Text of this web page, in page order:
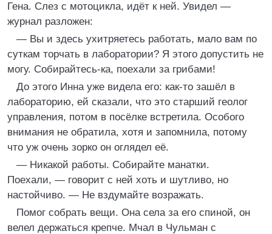
Гена. Слез с мотоцикла, идёт к ней. Увидел —
журнал разложен:
— Вы и здесь ухитряетесь работать, мало вам по
суткам торчать в лаборатории? Я этого допустить не
могу. Собирайтесь-ка, поехали за грибами!
До этого Инна уже видела его: как-то зашёл в
лабораторию, ей сказали, что это старший геолог
управления, потом в посёлке встретила. Особого
внимания не обратила, хотя и запомнила, потому
что уж очень зорко он оглядел её.
— Никакой работы. Собирайте манатки.
Поехали, — говорит с ней хоть и шутливо, но
настойчиво. — Не вздумайте возражать.
Помог собрать вещи. Она села за его спиной, он
велел держаться крепче. Мчал в Чульман с